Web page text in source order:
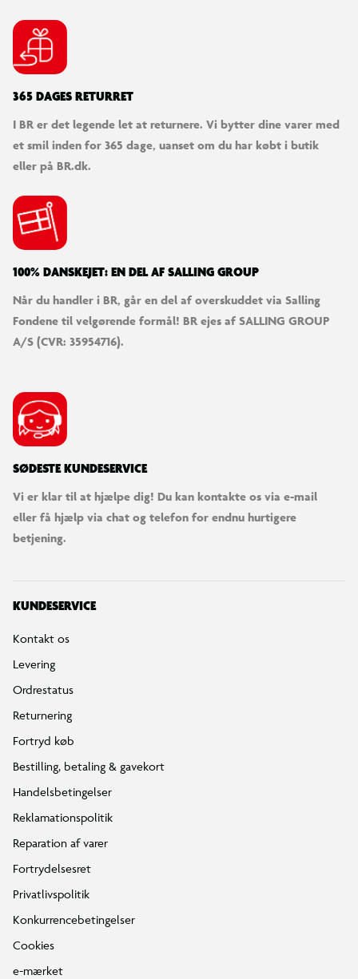
@ribrickulus_rabbitka
365 DAGES RETURRET
I BR er det legende let at returnere. Vi bytter dine varer med
et smil inden for 365 dage, uanset om du har købt i butik
eller på BR.dk.
100% DANSKEJET: EN DEL AF SALLING GROUP
Når du handler i BR, går en del af overskuddet via Salling
Fondene til velgørende formål! BR ejes af SALLING GROUP
A/S (CVR: 35954716).
SØDESTE KUNDESERVICE
Vi er klar til at hjælpe dig! Du kan kontakte os via e-mail
eller få hjælp via chat og telefon for endnu hurtigere
betjening.
KUNDESERVICE
Kontakt os
Levering
Ordrestatus
Returnering
Fortryd køb
Bestilling, betaling & gavekort
Handelsbetingelser
Reklamationspolitik
Reparation af varer
Fortrydelsesret
Privatlivspolitik
Konkurrencebetingelser
Cookies
e-mærket